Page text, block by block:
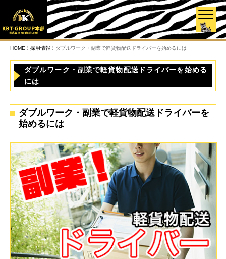
HOME 採用情報 ダブルワーク・副業で軽貨物配送ドライバーを始めるには
ダブルワーク・副業で軽貨物配送ドライバーを始める
には
ダブルワーク・副業で軽貨物配送ドライバーを
始めるには